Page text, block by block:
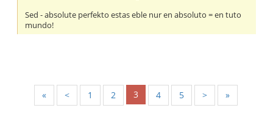
Sed - absolute perfekto estas eble nur en absoluto = en tuto
mundo!
« < 1 2 3 4 5 > »